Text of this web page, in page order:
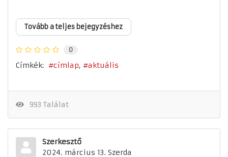
Tovább a teljes bejegyzéshez
0
Címkék: címlap aktuális
993 Találat
Szerkesztő
2024. március 13. Szerda